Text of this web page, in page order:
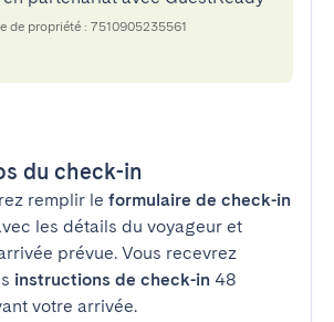
de propriété : 7510905235561
du check-in
remplir le formulaire de check-in
les détails du voyageur et
prévue. Vous recevrez
instructions de check-in 48
votre arrivée.